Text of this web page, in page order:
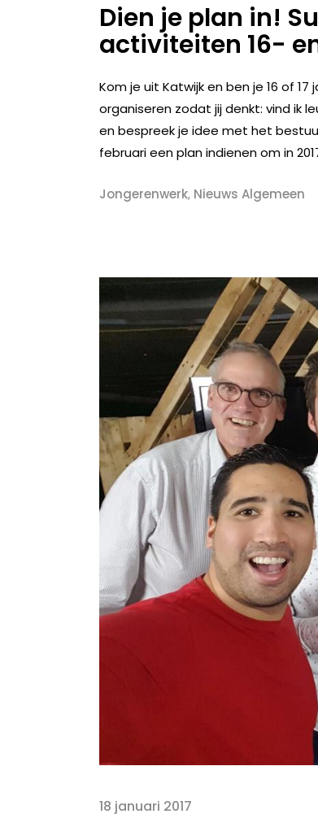
Dien je plan in!
activiteiten 16-
Kom je uit Katwijk en ben je 16 of
organiseren zodat jij denkt: vind ik
en bespreek je idee met het
februari een plan indienen om in
Jongerenwerk, Nieuws Algemeen
18 januari 2017